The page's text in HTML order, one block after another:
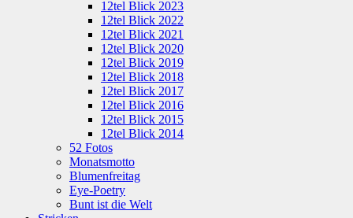
12tel Blick 2023
12tel Blick 2022
12tel Blick 2021
12tel Blick 2020
12tel Blick 2019
12tel Blick 2018
12tel Blick 2017
12tel Blick 2016
12tel Blick 2015
12tel Blick 2014
52 Fotos
Monatsmotto
Blumenfreitag
Eye-Poetry
Bunt ist die Welt